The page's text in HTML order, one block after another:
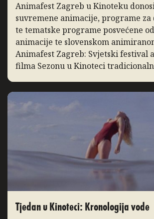
Animafest Zagreb u Kinoteku
suvremene animacije, programe za
te tematske programe posvećene
animacije te slovenskom
Animafest Zagreb: Svjetski festival
filma Sezonu u Kinoteci
Animafest Zagreb, manifestacija
ugleda koja svake godine u Zagreb
Tjedan u Kinoteci: Kronologija vode